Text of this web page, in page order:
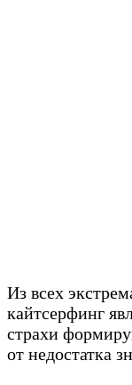
Из всех
кайтсерфинг
страхи
от недостатка